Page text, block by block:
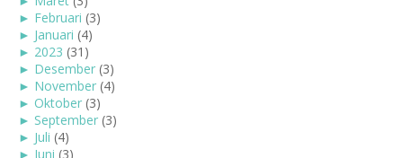
► Februari (3)
► Januari (4)
► 2023 (31)
► Desember (3)
► November (4)
► Oktober (3)
► September (3)
► Juli (4)
► Juni (3)